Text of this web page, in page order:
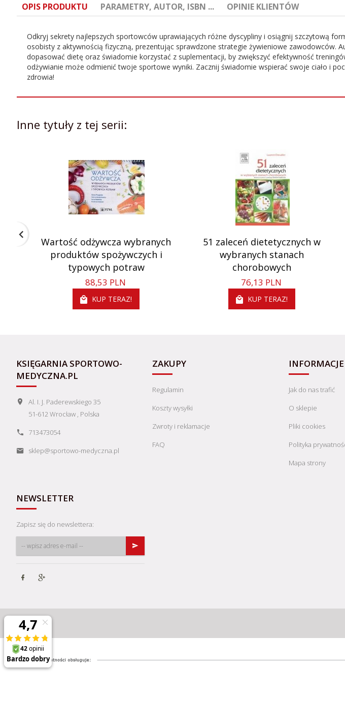
OPIS PRODUKTU PARAMETRY, AUTOR, ISBN ... OPINIE KLIENTÓW
Odkryj sekrety najlepszych sportowców uprawiających różne dyscypliny i osiągnij szczytową
osobisty z aktywnością fizyczną, prezentując sprawdzone strategie żywieniowe zawodowców.
dopasować dietę oraz świadomie korzystać z suplementacji, by zwiększyć efektywność
odżywianie może odmienić twoje sportowe wyniki. Zacznij świadomie wspierać swoje ciało i
zdrowia!
Tytuł:
Autor: Grzegorz Andrzejewski
Rok wydania: 2025
1
Szerokość
produktu:
16.5
23.5
miękka
Inne tytuły z tej serii:
Wartość odżywcza wybranych
produktów spożywczych i
typowych potraw
88,53 PLN
KUP TERAZ!
51 zaleceń dietetycznych w
wybranych stanach
chorobowych
76,13 PLN
KUP TERAZ!
KSIĘGARNIA SPORTOWO-
MEDYCZNA.PL
Al. I. J. Paderewskiego 35
51-612 Wrocław, Polska
713473054
sklep@sportowo-medyczna.pl
ZAKUPY
Regulamin
Koszty wysyłki
Zwroty i reklamacje
FAQ
INFORMACJE
Jak do nas trafić
O sklepie
Pliki cookies
Polityka
Mapa strony
NEWSLETTER
Zapisz się do newslettera: